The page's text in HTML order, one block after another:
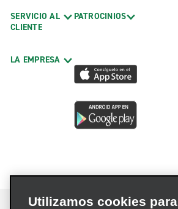
SERVICIO AL
CLIENTE
LA EMPRESA
PATROCINIOS
Utilizamos cookies para